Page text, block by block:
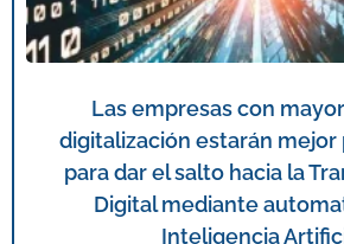
Las empresas con
digitalización estarán mejor
para dar el salto hacia la
Digital mediante
Inteligencia